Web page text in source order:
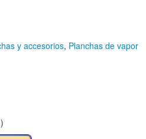
y accesorios, Planchas de vapor